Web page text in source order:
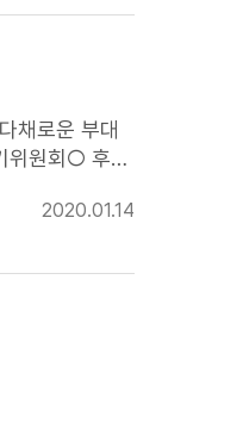
회 미개최 직
원가입하
채로운 부대
위원회​○ 후원
2020.01.14